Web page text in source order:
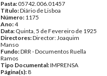
Pasta:05742.006.01457
Título:Diário de Lisboa
Número: 1175
Ano:4
Data: Quinta, 5 de Fevereiro de 1925
Directores:Director: Joaquim
Manso
Fundo:DRR - Documentos Ruella
Ramos
Tipo Documental:IMPRENSA
Página(s): 8